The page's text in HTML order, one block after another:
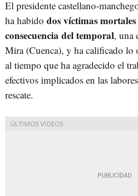
El presidente castellano-
ha habido dos víctimas
consecuencia del temporal, una
Mira (Cuenca), y ha calificado
al tiempo que ha agradecido el
efectivos implicados en las
rescate.